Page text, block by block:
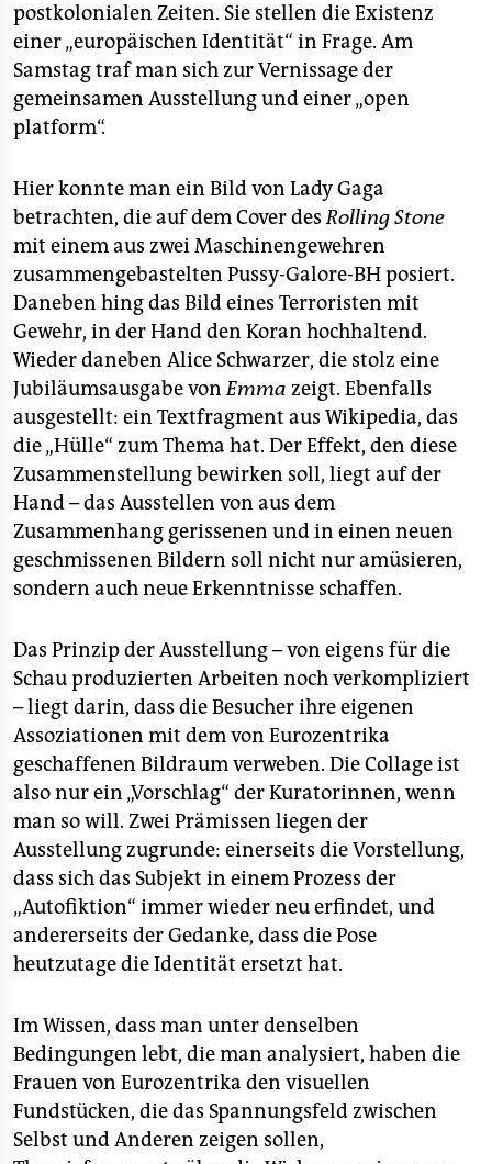
postkolonialen Zeiten. Sie stellen die Existenz
einer „europäischen Identität“ in Frage. Am
Samstag traf man sich zur Vernissage der
gemeinsamen Ausstellung und einer „open
platform“.
Hier konnte man ein Bild von Lady Gaga
betrachten, die auf dem Cover desRolling Stone
mit einem aus zwei Maschinengewehren
zusammengebastelten Pussy-Galore-BH posiert.
Daneben hing das Bild eines Terroristen mit
Gewehr, in der Hand den Koran hochhaltend.
Wieder daneben Alice Schwarzer, die stolz eine
Jubiläumsausgabe vonEmma zeigt. Ebenfalls
ausgestellt: ein Textfragment aus Wikipedia, das
die „Hülle“ zum Thema hat. Der Effekt, den diese
Zusammenstellung bewirken soll, liegt auf der
Hand – das Ausstellen von aus dem
Zusammenhang gerissenen und in einen neuen
geschmissenen Bildern soll nicht nur amüsieren,
sondern auch neue Erkenntnisse schaffen.
Das Prinzip der Ausstellung – von eigens für die
Schau produzierten Arbeiten noch verkompliziert
– liegt darin, dass die Besucher ihre eigenen
Assoziationen mit dem von Eurozentrika
geschaffenen Bildraum verweben. Die Collage ist
also nur ein „Vorschlag“ der Kuratorinnen, wenn
man so will. Zwei Prämissen liegen der
Ausstellung zugrunde: einerseits die Vorstellung,
dass sich das Subjekt in einem Prozess der
„Autofiktion“ immer wieder neu erfindet, und
andererseits der Gedanke, dass die Pose
heutzutage die Identität ersetzt hat.
Im Wissen, dass man unter denselben
Bedingungen lebt, die man analysiert, haben die
Frauen von Eurozentrika den visuellen
Fundstücken, die das Spannungsfeld zwischen
Selbst und Anderen zeigen sollen,